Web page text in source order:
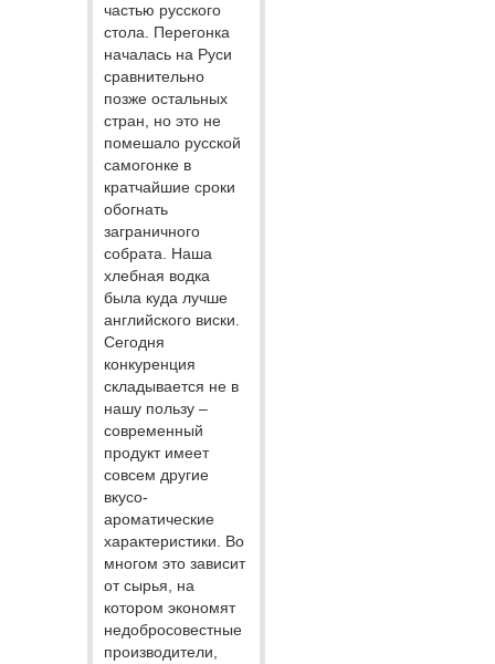
частью русского
стола. Перегонка
началась на Руси
сравнительно
позже остальных
стран, но это не
помешало русской
самогонке в
кратчайшие сроки
обогнать
заграничного
собрата. Наша
хлебная водка
была куда лучше
английского виски.
Сегодня
конкуренция
складывается не в
нашу пользу –
современный
продукт имеет
совсем другие
вкусо-
ароматические
характеристики. Во
многом это зависит
от сырья, на
котором экономят
недобросовестные
производители,